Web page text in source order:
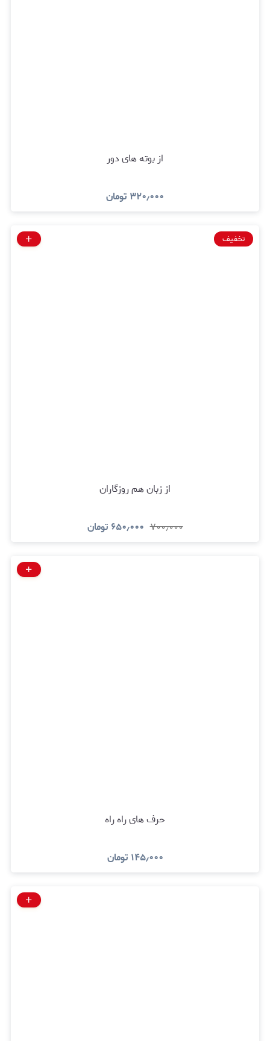
از بوته های دور
۳۲۰٫۰۰۰ تومان
تخفیف
از زبان هم روزگاران
۷۰۰٫۰۰۰ ۶۵۰٫۰۰۰ تومان
حرف های راه راه
۱۴۵٫۰۰۰ تومان